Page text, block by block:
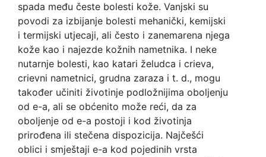
spada među česte bolesti kože. Vanjski su
povodi za izbijanje bolesti mehanički, kemijski
i termijski utjecaji, ali često i zanemarena njega
kože kao i najezde kožnih nametnika. I neke
nutarnje bolesti, kao katari želudca i crieva,
crievni nametnici, grudna zaraza i t. d., mogu
također učiniti životinje podložnijima oboljenju
od e-a, ali se obćenito može reći, da za
oboljenje od e-a postoji i kod životinja
prirođena ili stečena dispozicija. Najčešći
oblici i smještaji e-a kod pojedinih vrsta